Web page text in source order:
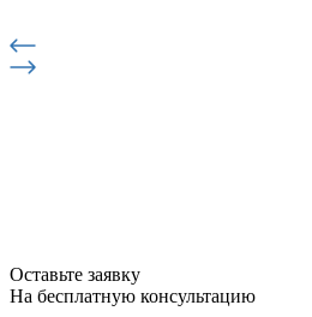
Оставьте заявку
На бесплатную консультацию